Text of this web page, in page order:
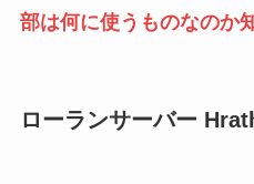
部は何に使うものなのか
ローランサーバー